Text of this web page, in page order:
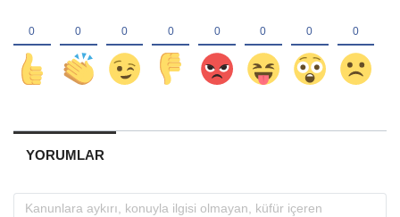
YORUMLAR